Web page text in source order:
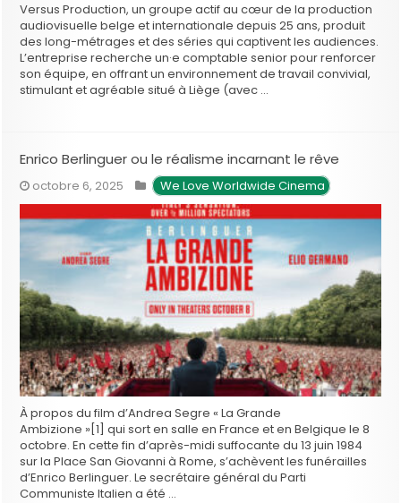
Versus Production, un groupe actif au cœur de la production
audiovisuelle belge et internationale depuis 25 ans, produit
des long-métrages et des séries qui captivent les audiences.
L’entreprise recherche un·e comptable senior pour renforcer
son équipe, en offrant un environnement de travail convivial,
stimulant et agréable situé à Liège (avec …
Enrico Berlinguer ou le réalisme incarnant le rêve
octobre 6, 2025 We Love Worldwide Cinema
À propos du film d’Andrea Segre « La Grande
Ambizione »[1] qui sort en salle en France et en Belgique le 8
octobre. En cette fin d’après-midi suffocante du 13 juin 1984
sur la Place San Giovanni à Rome, s’achèvent les funérailles
d’Enrico Berlinguer. Le secrétaire général du Parti
Communiste Italien a été …